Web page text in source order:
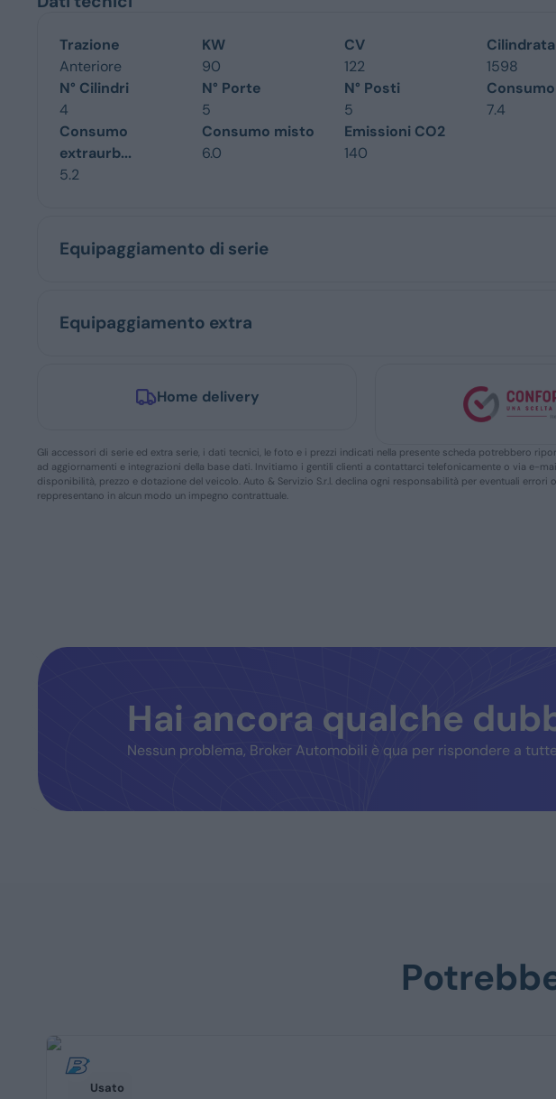
Trazione
Anteriore
KW
90
CV
122
Cilindrata
1598
N° Cilindri
4
N° Porte
5
N° Posti
5
7.4
Consumo
extraurb...
5.2
Consumo misto
6.0
Emissioni CO2
140
Equipaggiamento di serie
Equipaggiamento extra
Home delivery
Gli accessori di serie ed extra serie, i dati tecnici, le foto e i prezzi indicati nella presente scheda potrebbero
ad aggiornamenti e integrazioni della base dati. Invitiamo i gentili clienti a contattarci telefonicamente o via e-
disponibilità, prezzo e dotazione del veicolo. Auto & Servizio S.r.l. declina ogni responsabilità per eventuali errori
reppresentano in alcun modo un impegno contrattuale.
Hai ancora qualche
Nessun problema, Broker Automobili è qua per rispondere a
Usato